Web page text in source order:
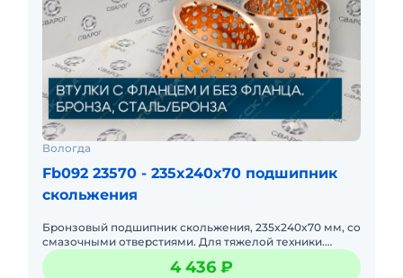
Вологда
Fb092 23570 - 235x240x70 подшипник
скольжения
Бронзовый подшипник скольжения, 235x240x70 мм, со
смазочными отверстиями. Для тяжелой техники.
Экстремальная грузоподъемность, работа в условиях
загрязнений, за
4 436 ₽